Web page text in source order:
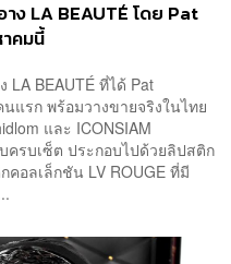
ง LA BEAUTÉ โดย Pat
คมนี้
LA BEAUTÉ ที่ได้ Pat
นแรก พร้อมวางขายจริงในไทย
และ ICONSIAM
ครบเซ็ต ประกอบไปด้วยลิปสติก
อลเล็กชัน LV ROUGE ที่มี